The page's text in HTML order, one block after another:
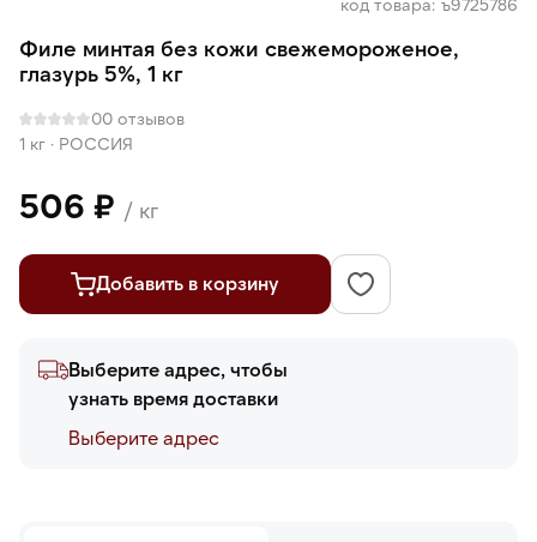
код товара: ъ9725786
Филе минтая без кожи свежемороженое,
глазурь 5%, 1 кг
00 отзывов
1 кг · РОССИЯ
506 ₽ / кг
Добавить в корзину
Выберите адрес, чтобы
узнать время доставки
Выберите адреc